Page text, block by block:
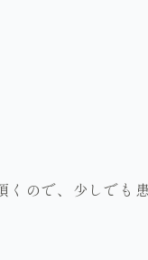
ので、少しでも